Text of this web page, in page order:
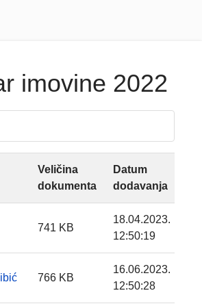
imovine 2022
Veličina
dokumenta
Datum
dodavanja
741 KB
18.04.2023.
12:50:19
766 KB
16.06.2023.
12:50:28